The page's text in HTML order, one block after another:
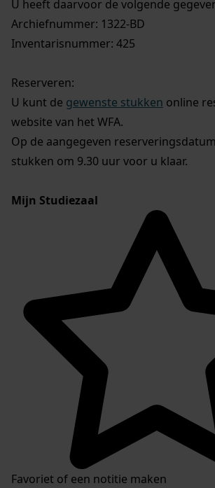
U heeft daarvoor de volgende
Archiefnummer: 1322-BD
Inventarisnummer: 425
Reserveren:
U kunt de gewenste stukken online
website van het WFA.
Op de aangegeven
stukken om 9.30 uur voor u klaar.
Mijn Studiezaal
Favoriet of een notitie maken